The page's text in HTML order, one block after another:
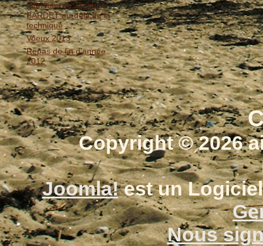
Interview de Jacques
BARDET au-delà de la
technique
Voeux 2013
Repas de fin d'année
2012
Copyright © 2026
Joomla!est un
Nous